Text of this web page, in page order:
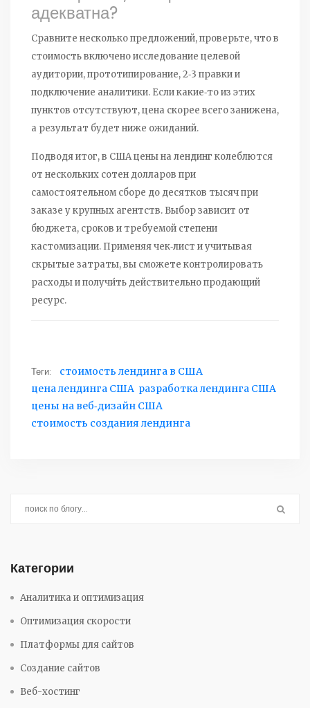
адекватна?
Сравните несколько предложений, проверьте, что в
стоимость включено исследование целевой
аудитории, прототипирование, 2‑3 правки и
подключение аналитики. Если какие‑то из этих
пунктов отсутствуют, цена скорее всего занижена,
а результат будет ниже ожиданий.
Подводя итог, в США цены на лендинг колеблются
от нескольких сотен долларов при
самостоятельном сборе до десятков тысяч при
заказе у крупных агентств. Выбор зависит от
бюджета, сроков и требуемой степени
кастомизации. Применяя чек‑лист и учитывая
скрытые затраты, вы сможете контролировать
расходы и получи́ть действительно продающий
ресурс.
Теги:
стоимость лендинга в США
цена лендинга США разработка лендинга США
цены на веб‑дизайн США
стоимость создания лендинга
Категории
Аналитика и оптимизация
Оптимизация скорости
Платформы для сайтов
Создание сайтов
Веб-хостинг